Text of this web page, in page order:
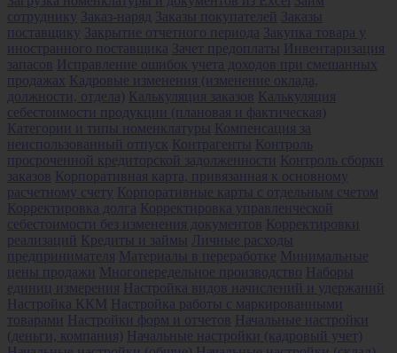
сотруднику
Заказ-наряд Заказы покупателей
Заказы
поставщику
Закрытие отчетного периода Закупка товара у
иностранного поставщика Зачет предоплаты Инвентаризация
запасов Исправление ошибок учета доходов при смешанных
продажах Кадровые изменения (изменение оклада,
должности, отдела) Калькуляция заказов Калькуляция
себестоимости продукции (плановая и фактическая)
Категории и типы номенклатуры Компенсация за
неиспользованный отпуск Контрагенты Контроль
просроченной кредиторской задолженности Контроль сборки
заказов Корпоративная карта, привязанная к основному
расчетному счету Корпоративные карты с отдельным счетом
Корректировка долга Корректировка управленческой
себестоимости без изменения документов Корректировки
реализаций Кредиты и займы
Личные расходы
предпринимателя Материалы в переработке Минимальные
цены продажи Многопередельное производство Наборы
единиц измерения Настройка видов начислений и удержаний
Настройка ККМ Настройка работы с маркированными
товарами Настройки форм и отчетов Начальные настройки
(деньги, компания) Начальные настройки (кадровый учет)